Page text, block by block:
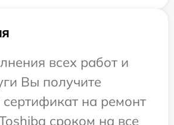
всех работ и
Вы получите
на ремонт
сроком на все